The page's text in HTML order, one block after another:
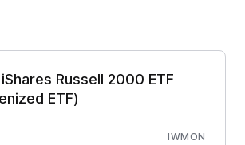
Russell 2000 ETF
ETF)
IWMON